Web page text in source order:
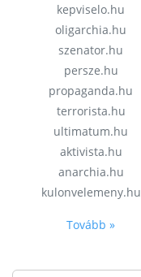
kepviselo.hu
oligarchia.hu
szenator.hu
persze.hu
propaganda.hu
terrorista.hu
ultimatum.hu
aktivista.hu
anarchia.hu
kulonvelemeny.hu
Tovább »